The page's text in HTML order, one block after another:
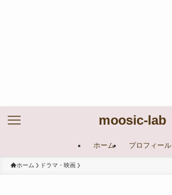
moosic-lab
ホーム プロフィール
ホーム ドラマ・映画